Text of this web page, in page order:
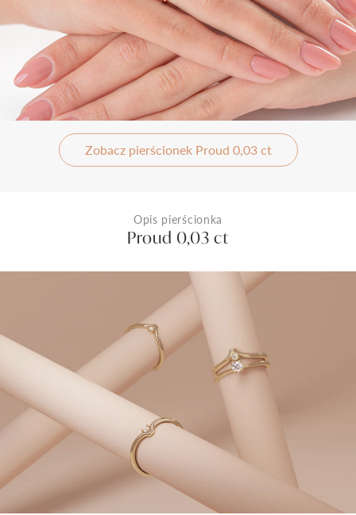
Zobacz pierścionek Proud 0,03 ct
Opis pierścionka
Proud 0,03 ct